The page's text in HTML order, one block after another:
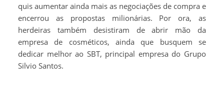
quis aumentar ainda mais as negociações de compra e
encerrou as propostas milionárias. Por ora, as
herdeiras também desistiram de abrir mão da
empresa de cosméticos, ainda que busquem se
dedicar melhor ao SBT, principal empresa do Grupo
Silvio Santos.